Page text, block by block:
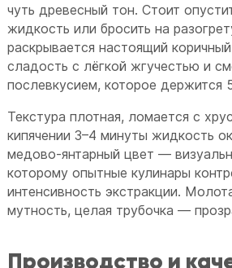
чуть древесный тон. Стоит
жидкость или бросить на
раскрывается настоящий
сладость с лёгкой жгучестью и
послевкусием, которое держится
Текстура плотная, ломается с
кипячении 3–4 минуты жидкость
медово-янтарный цвет —
которому опытные кулинары
интенсивность экстракции.
мутность, целая трубочка —
Производство и